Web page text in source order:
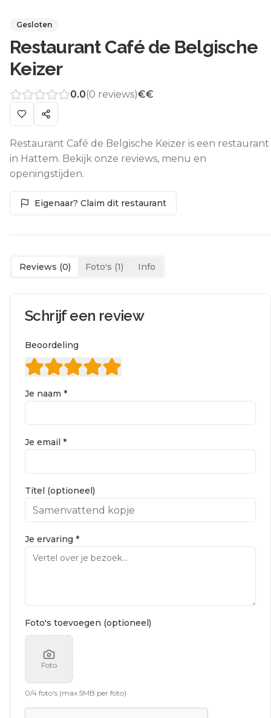
Gesloten
Restaurant Café de Belgische
Keizer
0.0(0 reviews)€€
Restaurant Café de Belgische Keizer is een restaurant
in Hattem. Bekijk onze reviews, menu en
openingstijden.
Eigenaar? Claim dit restaurant
Reviews (0) Foto's (1) Info
Schrijf een review
Beoordeling
Je naam *
Je email *
Titel (optioneel)
Je ervaring *
Foto's toevoegen (optioneel)
Foto
0/4 foto's (max 5MB per foto)